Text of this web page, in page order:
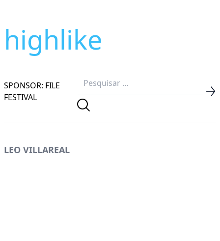
highlike
SPONSOR: FILE
FESTIVAL
LEO VILLAREAL